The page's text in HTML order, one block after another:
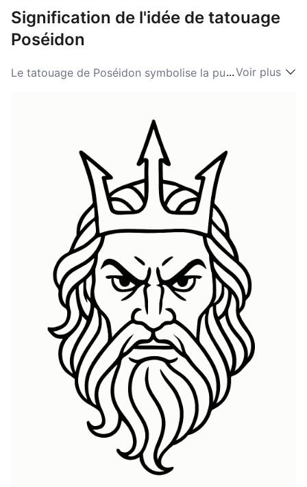
Signification de l'idée de tatouage
Poséidon
Le tatouage de Poséidon symbolise la puissance, les
grecque, Poséidon représente non seulement la mer,
mais aussi les tremblements de terre, les tempêtes et
les chevaux. Les individus qui choisissent le tatouage
de Poséidon résonnent souvent avec l'idée de force et
de résilience face aux tempêtes de la vie. La
signification de Poséidon dans les tatouages peut
signifier une profonde connexion à l'eau, aux émotions
et à l'inconscient, reflétant une appréciation pour la
beauté et l'imprévisibilité de l'océan. De plus, le
symbolisme de Poséidon évoque souvent des thèmes
de protection et de domination sur son
environnement, ce qui en fait un choix puissant pour
ceux qui ressentent une affinité avec l'environnement
maritime. En arborant un tatouage de Poséidon, les
porteurs adoptent les traits du dieu : féroce mais
serein, redoutable mais nourrissant ; un symbole
complexe qui équilibre la puissance avec la
profondeur émotionnelle.
...Voir plus